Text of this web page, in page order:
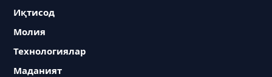
Иқтисод
Молия
Технологиялар
Маданият